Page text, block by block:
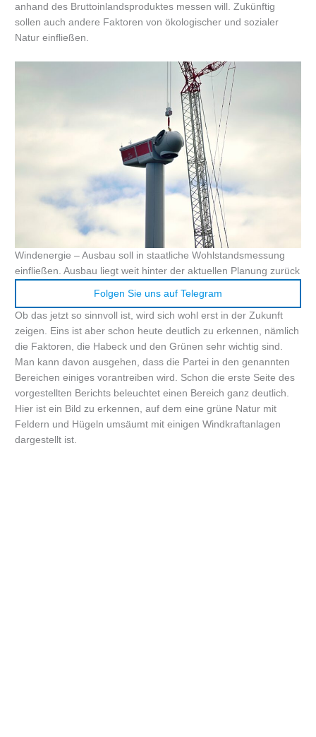
anhand des Bruttoinlandsproduktes messen will. Zukünftig
sollen auch andere Faktoren von ökologischer und sozialer
Natur einfließen.
Windenergie – Ausbau soll in staatliche Wohlstandsmessung
einfließen. Ausbau liegt weit hinter der aktuellen Planung zurück
Folgen Sie uns auf Telegram
Ob das jetzt so sinnvoll ist, wird sich wohl erst in der Zukunft
zeigen. Eins ist aber schon heute deutlich zu erkennen, nämlich
die Faktoren, die Habeck und den Grünen sehr wichtig sind.
Man kann davon ausgehen, dass die Partei in den genannten
Bereichen einiges vorantreiben wird. Schon die erste Seite des
vorgestellten Berichts beleuchtet einen Bereich ganz deutlich.
Hier ist ein Bild zu erkennen, auf dem eine grüne Natur mit
Feldern und Hügeln umsäumt mit einigen Windkraftanlagen
dargestellt ist.